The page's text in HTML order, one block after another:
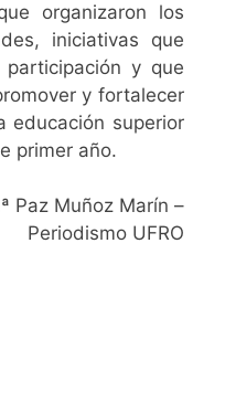
organizaron los
iniciativas que
y que
y fortalecer
educación superior
primer año.
Paz Muñoz Marín –
Periodismo UFRO